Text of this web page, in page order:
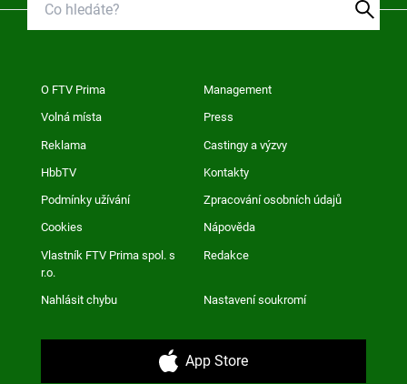
O FTV Prima Management
Volná místa Press
Reklama Castingy a výzvy
HbbTV Kontakty
Podmínky užívání Zpracování osobních údajů
Cookies Nápověda
Vlastník FTV Prima spol. s
r.o.
Redakce
Nahlásit chybu Nastavení soukromí
App Store